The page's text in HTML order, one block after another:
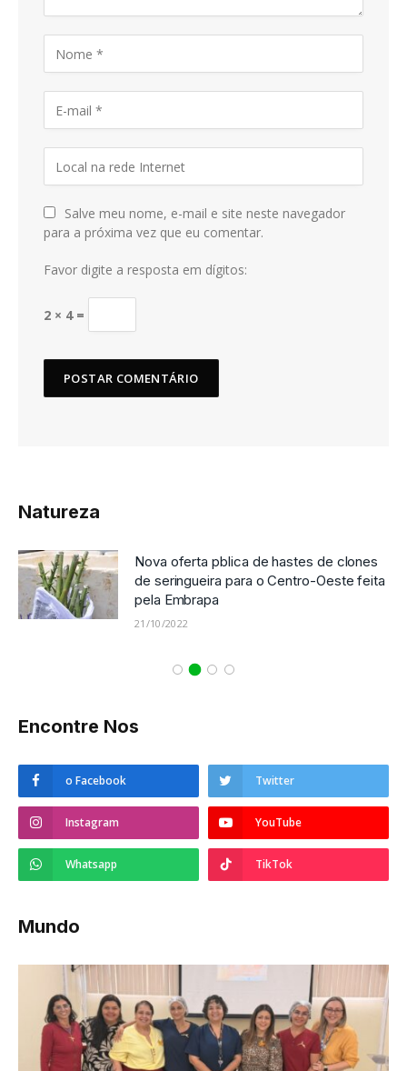
Salve meu nome, e-mail e site neste navegador
para a próxima vez que eu comentar.
Favor digite a resposta em dígitos:
2 × 4 =
Natureza
Nova oferta pblica de hastes de clones
de seringueira para o Centro-Oeste feita
pela Embrapa
21/10/2022
Encontre Nos
o Facebook Twitter
Instagram YouTube
Whatsapp TikTok
Mundo